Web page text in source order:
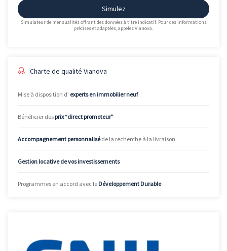
Simulez
Simulateur de mensualités offrant des données à titre indicatif. Pour des informations
précises et adaptées, appelez Vianova.
Charte de qualité Vianova
Mise à disposition d’ experts en immobilier neuf
Bénéficier des prix “direct promoteur”
Accompagnement personnaliséde la recherche à la livraison
Gestion locative de vos investissements
Programmes en accord avec le Développement Durable